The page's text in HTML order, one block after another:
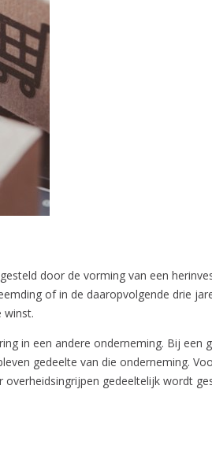
door de vorming van een
of in de daaropvolgende drie
winst.
in een andere onderneming. Bij een
gedeelte van die onderneming.
gedeeltelijk wordt